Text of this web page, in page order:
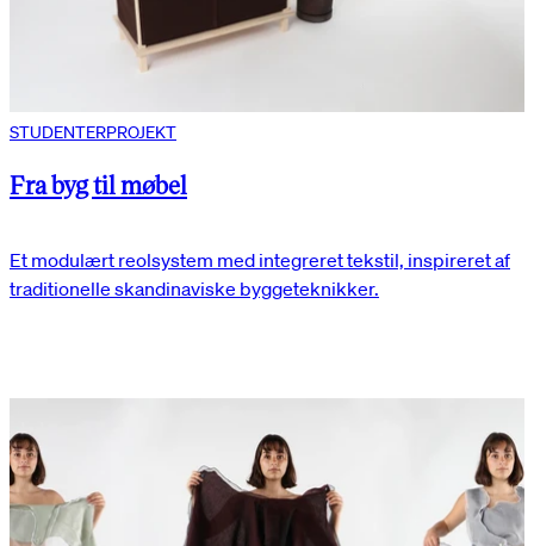
STUDENTERPROJEKT
Fra byg til møbel
Et modulært reolsystem med integreret tekstil, inspireret af
traditionelle skandinaviske byggeteknikker.